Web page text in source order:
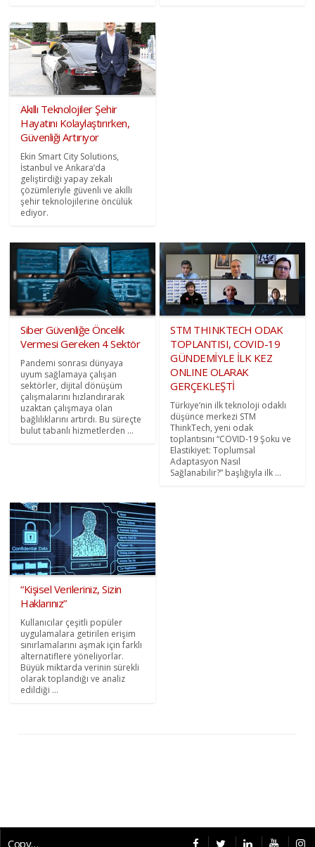
Akıllı Teknolojiler Şehir
Hayatını Kolaylaştırırken,
Güvenliği Artırıyor
Ekin Smart City Solutions,
İstanbul ve Ankara’da
geliştirdiği yapay zekalı
çözümleriyle güvenli ve akıllı
şehir teknolojilerine öncülük
ediyor.
Siber Güvenliğe Öncelik
Vermesi Gereken 4 Sektör
Pandemi sonrası dünyaya
uyum sağlamaya çalışan
sektörler, dijital dönüşüm
çalışmalarını hızlandırarak
uzaktan çalışmaya olan
bağlılıklarını artırdı. Bu süreçte
bulut tabanlı hizmetlerden ...
STM THINKTECH ODAK
TOPLANTISI, COVID-19
GÜNDEMİYLE İLK KEZ
ONLINE OLARAK
GERÇEKLEŞTİ
Türkiye’nin ilk teknoloji odaklı
düşünce merkezi STM
ThinkTech, yeni odak
toplantısını “COVID-19 Şoku ve
Elastikiyet: Toplumsal
Adaptasyon Nasıl
Sağlanabilir?” başlığıyla ilk ...
“Kişisel Verileriniz, Sizin
Haklarınız”
Kullanıcılar çeşitli popüler
uygulamalara getirilen erişim
sınırlamalarını aşmak için farklı
alternatiflere yöneliyorlar.
Büyük miktarda verinin sürekli
olarak toplandığı ve analiz
edildiği ...
Copyright © 2026 CybermagOnline